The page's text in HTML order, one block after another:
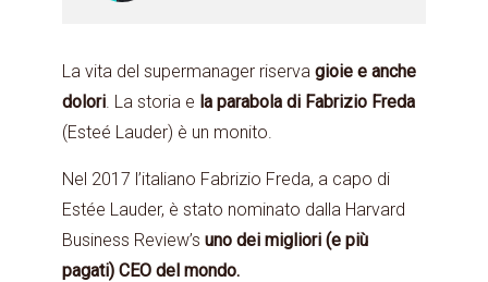
La vita del supermanager riserva gioie e anche
dolori. La storia e la parabola di Fabrizio Freda
(Esteé Lauder) è un monito.
Nel 2017 l’italiano Fabrizio Freda, a capo di
Estée Lauder, è stato nominato dalla Harvard
Business Review’s uno dei migliori (e più
pagati) CEO del mondo.